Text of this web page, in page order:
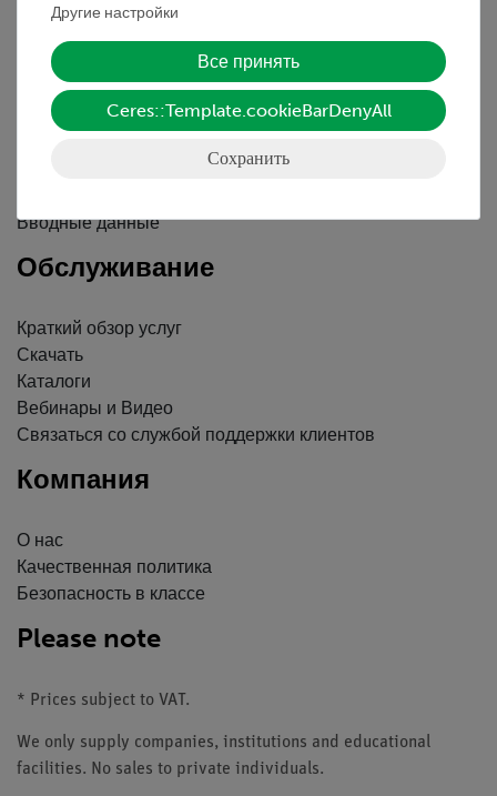
Информация
Вводные данные
Обслуживание
Краткий обзор услуг
Скачать
Каталоги
Вебинары и Видео
Связаться со службой поддержки клиентов
Компания
О нас
Качественная политика
Безопасность в классе
Please note
* Prices subject to VAT.
We only supply companies, institutions and educational
facilities. No sales to private individuals.
Другие настройки
Все принять
Ceres::Template.cookieBarDenyAll
Сохранить